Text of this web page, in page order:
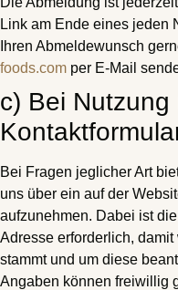
Link am Ende eines jeden
Ihren Abmeldewunsch
foods.com per E-Mail
c) Bei Nutzung
Bei Fragen jeglicher Art
uns über ein auf der
aufzunehmen. Dabei ist
Adresse erforderlich,
stammt und um diese
Angaben können freiwillig